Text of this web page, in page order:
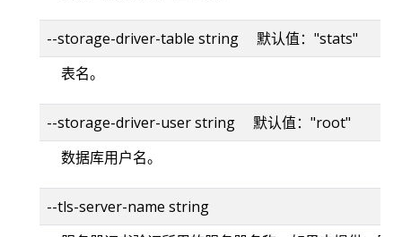
--storage-driver-table string 默认值："stats"
表名。
--storage-driver-user string 默认值："root"
数据库用户名。
--tls-server-name string